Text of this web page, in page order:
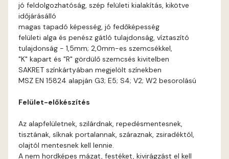
Egyptian orange B
Fern A
Fig-brown A
Gold-yellow A
jó feldolgozhatóság, szép felületi kialakítás, kikötve
időjárásálló
magas tapadó képesség, jó fedőképesség
felületi alga és penész gátló tulajdonság, víztaszító
tulajdonság - 1,5mm; 2,0mm-es szemcsékkel,
"K" kapart és "R" gördülő szemcsés kivitelben
SAKRET színkártyában megjelölt színekben
MSZ EN 15824 alapján G3; E5; S4; V2; W2 besorolású
Felület-előkészítés
Az alapfelületnek, szilárdnak, repedésmentesnek,
tisztának, síknak portalannak, száraznak, zsiradéktól,
olajtól mentesnek kell lennie.
A nem hordképes mázat, festéket, kivirágzást el kell